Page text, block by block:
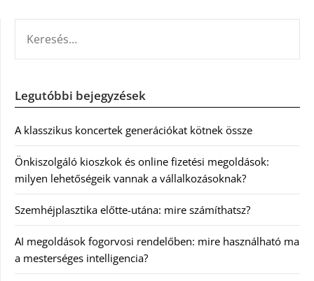
Legutóbbi bejegyzések
A klasszikus koncertek generációkat kötnek össze
Önkiszolgáló kioszkok és online fizetési megoldások:
milyen lehetőségeik vannak a vállalkozásoknak?
Szemhéjplasztika előtte-utána: mire számíthatsz?
AI megoldások fogorvosi rendelőben: mire használható ma
a mesterséges intelligencia?